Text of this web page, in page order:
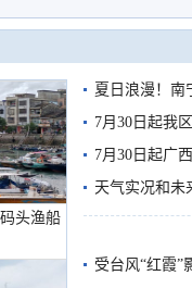
头渔船
夏日浪漫！南
7月30日起我
7月30日起广
天气实况和未
受台风“红霞”